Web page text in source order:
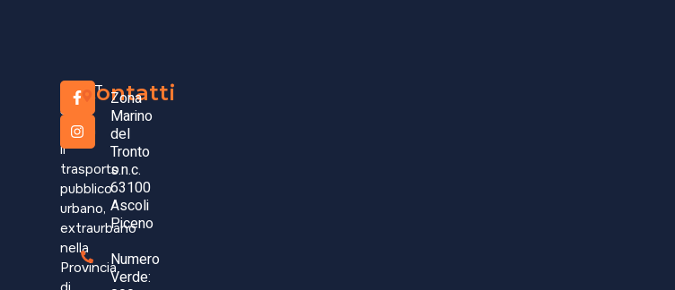
Aggiungi al carrello
COD:22100
START
S.p.A.
opera
il
trasporto
pubblico
urbano,
extraurbano
nella
Provincia
Contatti
Zona
Marino
del
Tronto
s.n.c.
63100
Ascoli
Piceno
Numero
Verde: